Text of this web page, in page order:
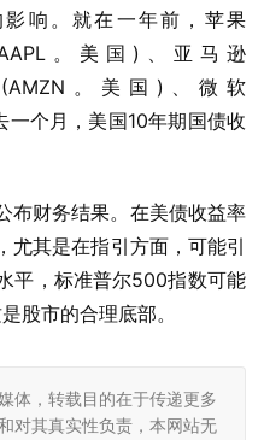
响。就在一年前，苹果
。美国)、亚马逊
。美国)、微软
个月，美国10年期国债收
布财务结果。在美债收益率
尤其是在指引方面，可能引
平，标准普尔500指数可能
股市的合理底部。
体，转载目的在于传递更多
对其真实性负责，本网站无